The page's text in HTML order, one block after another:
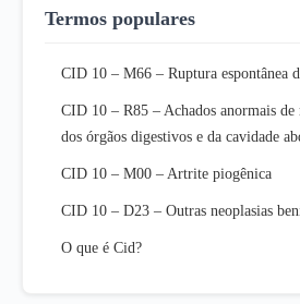
Termos populares
CID 10 – M66 – Ruptura espontânea
CID 10 – R85 – Achados anormais
dos órgãos digestivos e da cavidade
CID 10 – M00 – Artrite piogênica
CID 10 – D23 – Outras neoplasias
O que é Cid?